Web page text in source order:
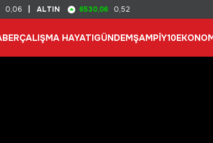
0,06 ALTIN 6530,06 0,52
ÇALIŞMA HAYATIGÜNDEMŞAMPİY10